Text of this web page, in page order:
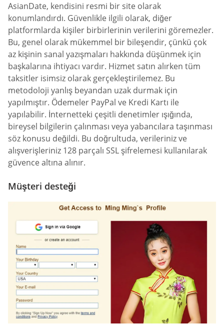
AsianDate, kendisini resmi bir site olarak
konumlandırdı. Güvenlikle ilgili olarak, diğer
platformlarda kişiler birbirlerinin verilerini göremezler.
Bu, genel olarak mükemmel bir bileşendir, çünkü çok
az kişinin sanal yazışmaları hakkında düşünmek için
başkalarına ihtiyacı vardır. Hizmet satın alırken tüm
taksitler isimsiz olarak gerçekleştirilemez. Bu
metodoloji yanlış beyandan uzak durmak için
yapılmıştır. Ödemeler PayPal ve Kredi Kartı ile
yapılabilir. İnternetteki çeşitli denetimler ışığında,
bireysel bilgilerin çalınması veya yabancılara taşınması
söz konusu değildi. Bu doğrultuda, verileriniz ve
alışverişleriniz 128 parçalı SSL şifrelemesi kullanılarak
güvence altına alınır.
Müşteri desteği